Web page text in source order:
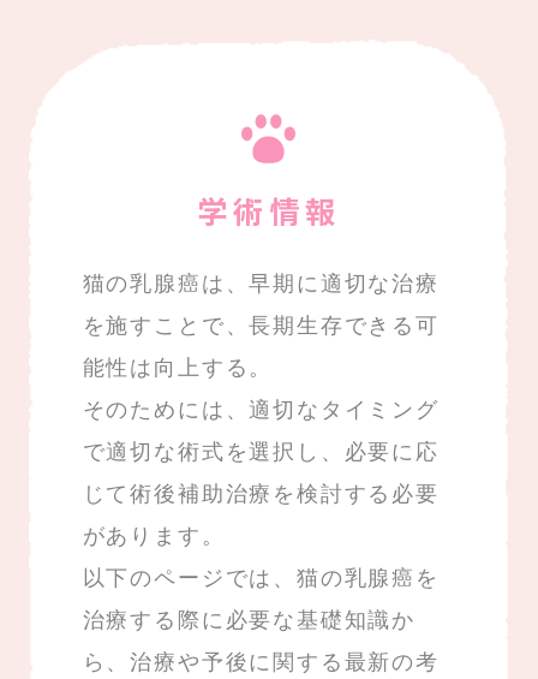
学術情報
猫の乳腺癌は、早期に適切な治療
を施すことで、長期生存できる可
能性は向上する。
そのためには、適切なタイミング
で適切な術式を選択し、必要に応
じて術後補助治療を検討する必要
があります。
以下のページでは、猫の乳腺癌を
治療する際に必要な基礎知識か
ら、治療や予後に関する最新の考